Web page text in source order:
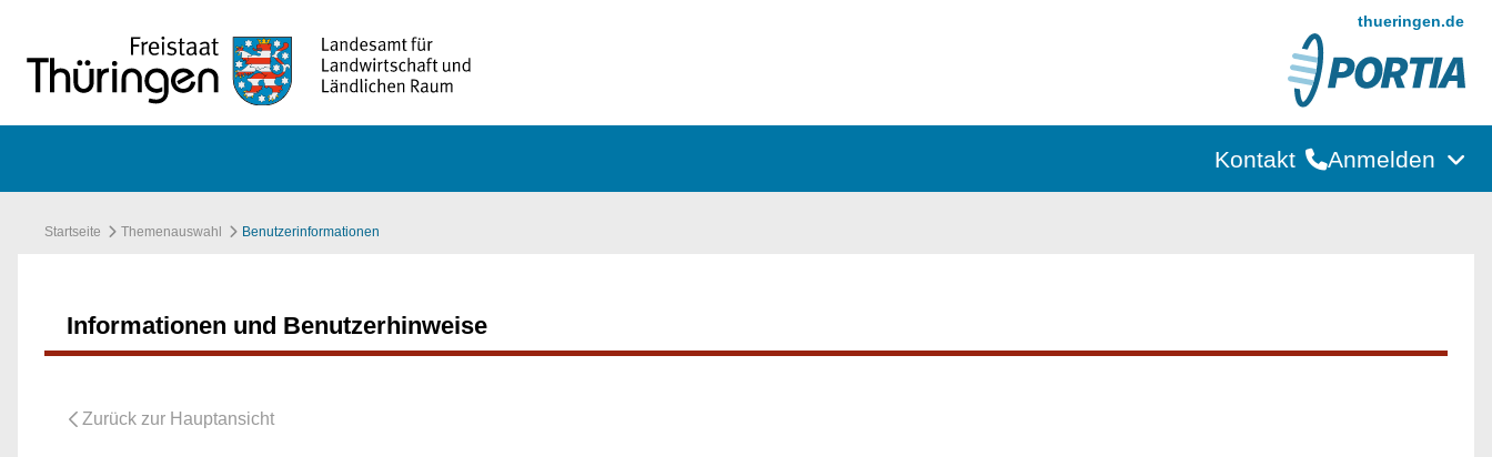
thueringen.de
Kontakt Anmelden
Startseite Themenauswahl Benutzerinformationen
Informationen und Benutzerhinweise